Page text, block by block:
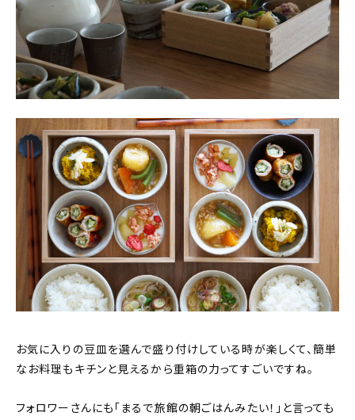
お気に入りの豆皿を選んで盛り付けしている時が楽しくて、簡単
なお料理もキチンと見えるから重箱の力ってすごいですね。
フォロワーさんにも「まるで旅館の朝ごはんみたい！」と言っても